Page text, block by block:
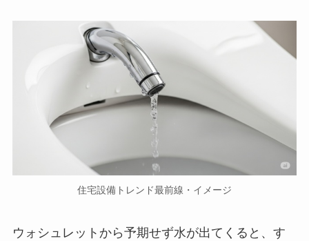
住宅設備トレンド最前線・イメージ
ウォシュレットから予期せず水が出てくると、す